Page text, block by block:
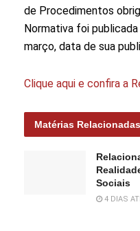
de Procedimentos
Normativa foi
março, data de sua
Clique aqui e confira a
Matérias Relacionadas
Sociais
4 DIAS